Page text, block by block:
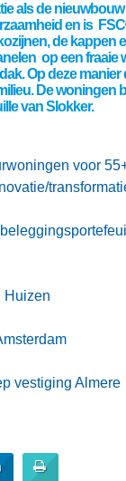
als de nieuwbouw
en is
de kappen
op een fraaie
Op deze manier
De woningen
van Slokker.
voor
Huizen
vestiging Almere